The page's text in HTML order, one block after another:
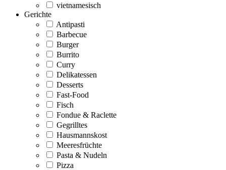
vietnamesisch
Gerichte
Antipasti
Barbecue
Burger
Burrito
Curry
Delikatessen
Desserts
Fast-Food
Fisch
Fondue & Raclette
Gegrilltes
Hausmannskost
Meeresfrüchte
Pasta & Nudeln
Pizza